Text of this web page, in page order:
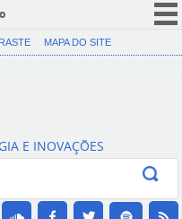
CORONAVÍRUS (COVID-19)
Canais
MAPA DO SITE
E INOVAÇÕES